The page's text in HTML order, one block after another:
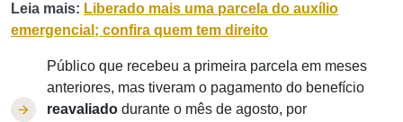
Leia mais: Liberado mais uma parcela do auxílio
emergencial; confira quem tem direito
Público que recebeu a primeira parcela em meses
anteriores, mas tiveram o pagamento do benefício
reavaliado durante o mês de agosto, por